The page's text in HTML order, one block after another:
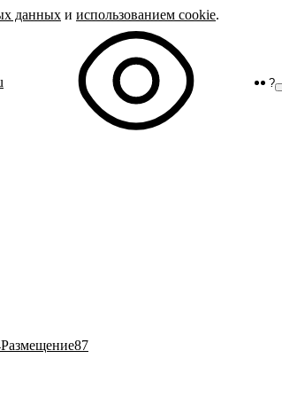
?
Размещение87
данных и использованием cookie.